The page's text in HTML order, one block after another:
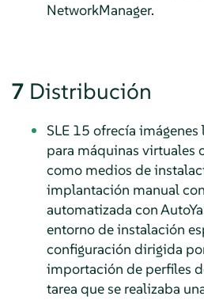
NetworkManager.
7 Distribución
SLE 15 ofrecía
para máquinas virtuales
como medios de
implantación manual con
automatizada con
entorno de instalación
configuración dirigida
importación de perfiles
tarea que se realizaba